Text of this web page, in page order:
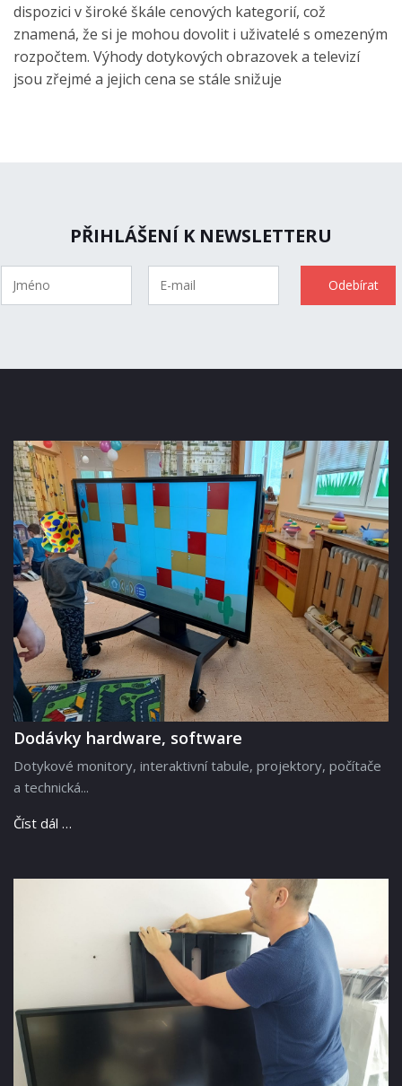
dispozici v široké škále cenových kategorií, což
znamená, že si je mohou dovolit i uživatelé s omezeným
rozpočtem. Výhody dotykových obrazovek a televizí
jsou zřejmé a jejich cena se stále snižuje
PŘIHLÁŠENÍ K NEWSLETTERU
Dodávky hardware, software
Dotykové monitory, interaktivní tabule, projektory, počítače
a technická...
Číst dál …